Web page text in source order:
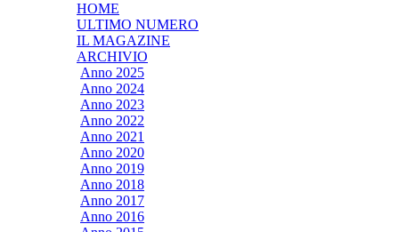
HOME
ULTIMO NUMERO
IL MAGAZINE
ARCHIVIO
Anno 2025
Anno 2024
Anno 2023
Anno 2022
Anno 2021
Anno 2020
Anno 2019
Anno 2018
Anno 2017
Anno 2016